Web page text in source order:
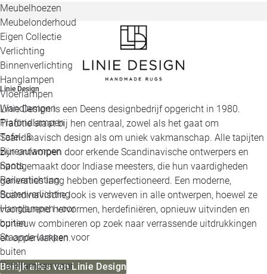
Meubelhoezen
Meubelonderhoud
Eigen Collectie
Verlichting
Binnenverlichting
Hanglampen
Vloerlampen
Wandlampen
Plafondlampen
Tafel- &
Bureaulampen
Spots
Railverlichting
Buitenverlichting
Hanglampen voor
buiten
Staande lampen voor
buiten
Tafellampen voor
Linie Design
Linie Design is een Deens designbedrijf opgericht in 1980.
Traditie staat bij hen centraal, zowel als het gaat om
Scandinavisch design als om uniek vakmanschap. Alle tapijten
zijn ontworpen door erkende Scandinavische ontwerpers en
handgemaakt door Indiase meesters, die hun vaardigheden
generaties lang hebben geperfectioneerd. Een moderne,
Scandinavische look is verweven in alle ontwerpen, hoewel ze
voortdurend hervormen, herdefiniëren, opnieuw uitvinden en
opnieuw combineren op zoek naar verrassende uitdrukkingen
en oppervlakken.
Bekijk alles van Linie Design